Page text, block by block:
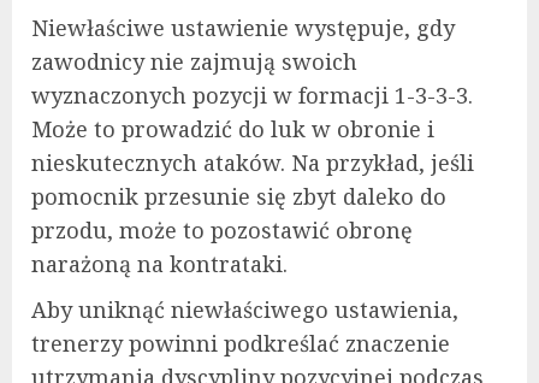
Niewłaściwe ustawienie występuje, gdy
zawodnicy nie zajmują swoich
wyznaczonych pozycji w formacji 1-3-3-3.
Może to prowadzić do luk w obronie i
nieskutecznych ataków. Na przykład, jeśli
pomocnik przesunie się zbyt daleko do
przodu, może to pozostawić obronę
narażoną na kontrataki.
Aby uniknąć niewłaściwego ustawienia,
trenerzy powinni podkreślać znaczenie
utrzymania dyscypliny pozycyjnej podczas